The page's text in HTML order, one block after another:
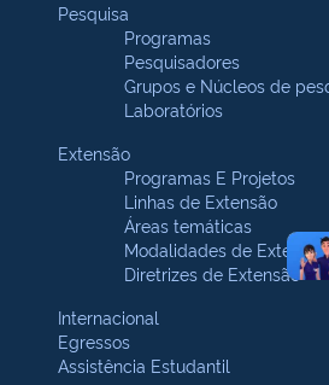
Pesquisa
Programas
Pesquisadores
Grupos e Núcleos de
Laboratórios
Extensão
Programas E Projetos
Linhas de Extensão
Áreas temáticas
Modalidades de Extensão
Diretrizes de Extensão
Internacional
Egressos
Assistência Estudantil